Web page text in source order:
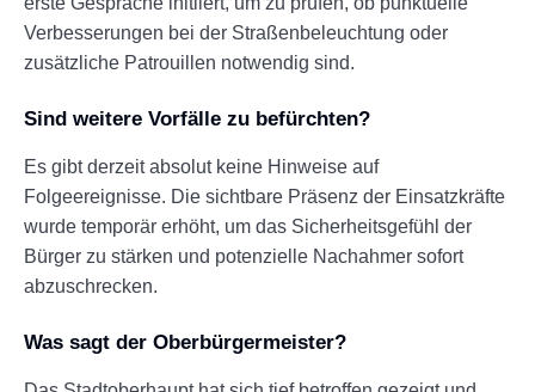
Verbesserungen bei der Straßenbeleuchtung oder
zusätzliche Patrouillen notwendig sind.
Sind weitere Vorfälle zu befürchten?
Es gibt derzeit absolut keine Hinweise auf
Folgeereignisse. Die sichtbare Präsenz der Einsatzkräfte
wurde temporär erhöht, um das Sicherheitsgefühl der
Bürger zu stärken und potenzielle Nachahmer sofort
abzuschrecken.
Was sagt der Oberbürgermeister?